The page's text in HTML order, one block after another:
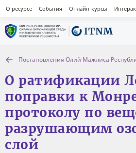
О ресурсе События Онлайн-курсы
Постановления Олий Мажлиса
О ратификации
поправки к
протоколу по
разрушающим
слой